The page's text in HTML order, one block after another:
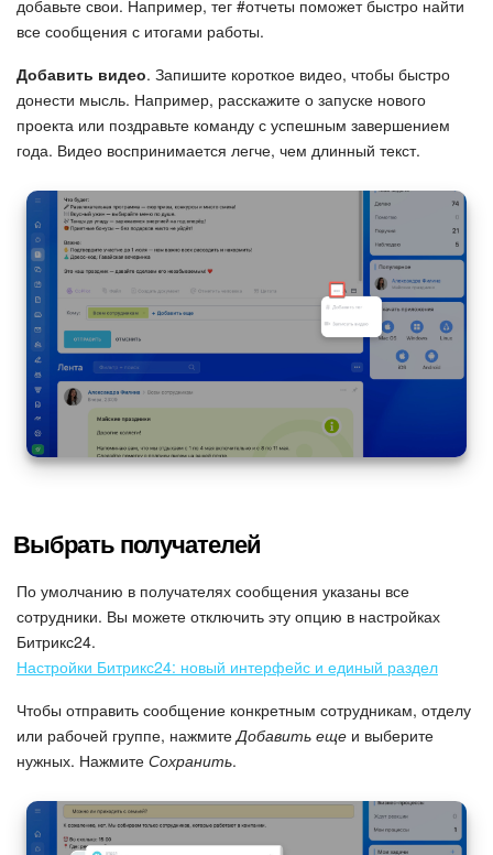
добавьте свои. Например, тег #отчеты поможет быстро найти
все сообщения с итогами работы.
Добавить видео. Запишите короткое видео, чтобы быстро
донести мысль. Например, расскажите о запуске нового
проекта или поздравьте команду с успешным завершением
года. Видео воспринимается легче, чем длинный текст.
Выбрать получателей
По умолчанию в получателях сообщения указаны все
сотрудники. Вы можете отключить эту опцию в настройках
Битрикс24.
Настройки Битрикс24: новый интерфейс и единый раздел
Чтобы отправить сообщение конкретным сотрудникам, отделу
или рабочей группе, нажмите Добавить еще и выберите
нужных. Нажмите Сохранить.